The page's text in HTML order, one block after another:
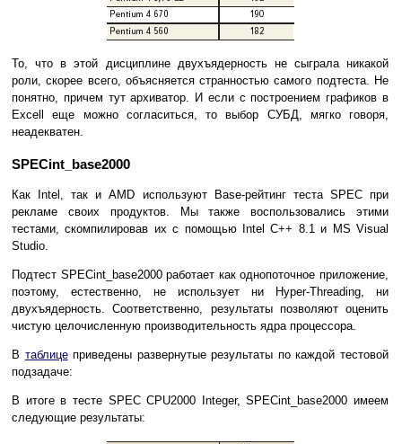
То, что в этой дисциплине двухъядерность не сыграла никакой
роли, скорее всего, объясняется странностью самого подтеста. Не
понятно, причем тут архиватор. И если с построением графиков в
Excell еще можно согласиться, то выбор СУБД, мягко говоря,
неадекватен.
SPECint_base2000
Как Intel, так и AMD используют Base-рейтинг теста SPEC при
рекламе своих продуктов. Мы также воспользовались этими
тестами, скомпилировав их с помощью Intel C++ 8.1 и MS Visual
Studio.
Подтест SPECint_base2000 работает как однопоточное приложение,
поэтому, естественно, не использует ни Hyper-Threading, ни
двухъядерность. Соответственно, результаты позволяют оценить
чистую целочисленную производительность ядра процессора.
В таблицеприведены развернутые результаты по каждой тестовой
подзадаче:
В итоге в тесте SPEC CPU2000 Integer, SPECint_base2000 имеем
следующие результаты: